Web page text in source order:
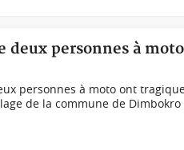
personnes à
personnes à moto ont
de la commune de Dimbokro